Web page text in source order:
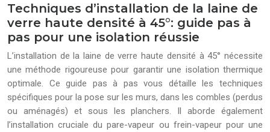
Techniques d’installation de la laine de
verre haute densité à 45°: guide pas à
pas pour une isolation réussie
L’installation de la laine de verre haute densité à 45° nécessite
une méthode rigoureuse pour garantir une isolation thermique
optimale. Ce guide pas à pas vous détaille les techniques
spécifiques pour la pose sur les murs, dans les combles (perdus
ou aménagés) et sous les planchers. Il aborde également
l’installation cruciale du pare-vapeur ou frein-vapeur pour une